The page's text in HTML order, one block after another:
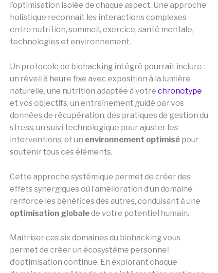
l’optimisation isolée de chaque aspect. Une approche
holistique reconnaît les interactions complexes
entre nutrition, sommeil, exercice, santé mentale,
technologies et environnement.
Un protocole de biohacking intégré pourrait inclure :
un réveil à heure fixe avec exposition à la lumière
naturelle, une nutrition adaptée à votre chronotype
et vos objectifs, un entraînement guidé par vos
données de récupération, des pratiques de gestion du
stress, un suivi technologique pour ajuster les
interventions, et un environnement optimisé pour
soutenir tous ces éléments.
Cette approche systémique permet de créer des
effets synergiques où l’amélioration d’un domaine
renforce les bénéfices des autres, conduisant à une
optimisation globalede votre potentiel humain.
Maîtriser ces six domaines du biohacking vous
permet de créer un écosystème personnel
d’optimisation continue. En explorant chaque